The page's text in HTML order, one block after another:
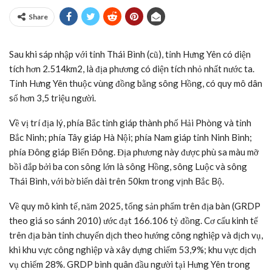
Share
Sau khi sáp nhập với tỉnh Thái Bình (cũ), tỉnh Hưng Yên có diện
tích hơn 2.514km2, là địa phương có diện tích nhỏ nhất nước ta.
Tỉnh Hưng Yên thuộc vùng đồng bằng sông Hồng, có quy mô dân
số hơn 3,5 triệu người.
Về vị trí địa lý, phía Bắc tỉnh giáp thành phố Hải Phòng và tỉnh
Bắc Ninh; phía Tây giáp Hà Nội; phía Nam giáp tỉnh Ninh Bình;
phía Đông giáp Biển Đông. Địa phương này được phù sa màu mỡ
bồi đắp bởi ba con sông lớn là sông Hồng, sông Luộc và sông
Thái Bình, với bờ biển dài trên 50km trong vịnh Bắc Bộ.
Về quy mô kinh tế, năm 2025, tổng sản phẩm trên địa bàn (GRDP
theo giá so sánh 2010) ước đạt 166.106 tỷ đồng. Cơ cấu kinh tế
trên địa bàn tỉnh chuyển dịch theo hướng công nghiệp và dịch vụ,
khi khu vực công nghiệp và xây dựng chiếm 53,9%; khu vực dịch
vụ chiếm 28%. GRDP bình quân đầu người tại Hưng Yên trong